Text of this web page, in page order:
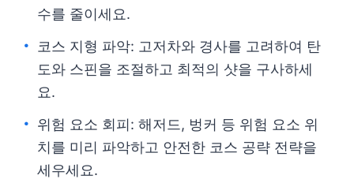
수를 줄이세요.
코스 지형 파악: 고저차와 경사를 고려하여 탄
도와 스핀을 조절하고 최적의 샷을 구사하세
요.
위험 요소 회피: 해저드, 벙커 등 위험 요소 위
치를 미리 파악하고 안전한 코스 공략 전략을
세우세요.